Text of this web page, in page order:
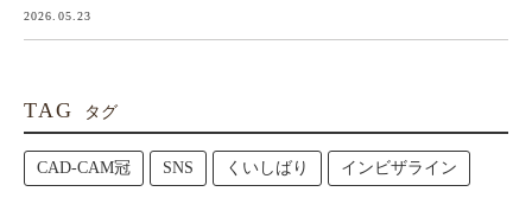
2026.05.23
TAG タグ
CAD-CAM冠 SNS くいしばり インビザライン